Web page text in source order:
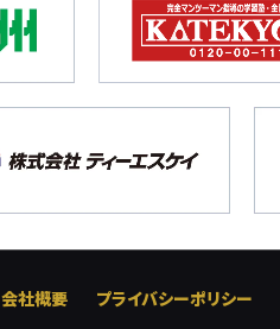
会社概要 プライバシーポリシー